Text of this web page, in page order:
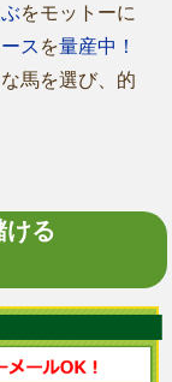
をモットーに
ス を量産中！
馬を選び、的
る